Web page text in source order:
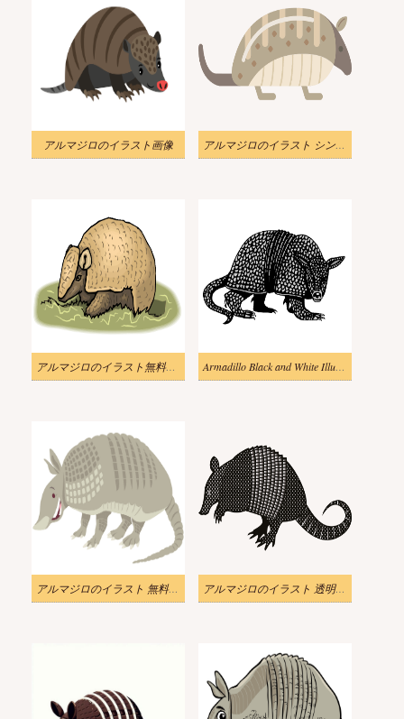
アルマジロのイラスト画像 アルマジロのイラスト シンプル 透明
アルマジロのイラスト無料画像 2 Armadillo Black and White Illustration
アルマジロのイラスト 無料 PNG 画像 アルマジロのイラスト 透明な背景 2